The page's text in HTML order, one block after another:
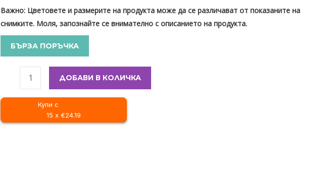
Важно: Цветовете и размерите на продукта може да се различават от показаните на
снимките. Моля, запознайте се внимателно с описанието на продукта.
БЪРЗА ПОРЪЧКА
ДОБАВИ В КОЛИЧКА
Купи с
15 x €24.19